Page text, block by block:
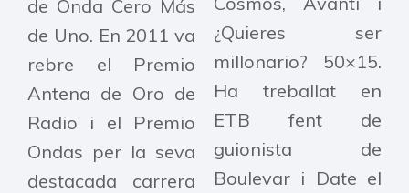
de Onda Cero Más
de Uno. En 2011 va
rebre el Premio
Antena de Oro de
Radio i el Premio
Ondas per la seva
destacada carrera
¿Quieres ser
millonario? 50×15.
Ha treballat en
ETB fent de
guionista de
Boulevar i Date el